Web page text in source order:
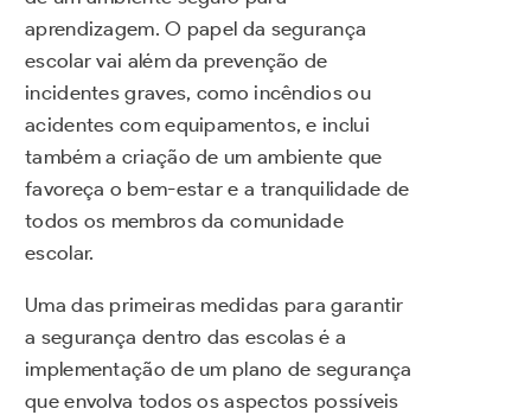
aprendizagem. O papel da segurança
escolar vai além da prevenção de
incidentes graves, como incêndios ou
acidentes com equipamentos, e inclui
também a criação de um ambiente que
favoreça o bem-estar e a tranquilidade de
todos os membros da comunidade
escolar.
Uma das primeiras medidas para garantir
a segurança dentro das escolas é a
implementação de um plano de segurança
que envolva todos os aspectos possíveis